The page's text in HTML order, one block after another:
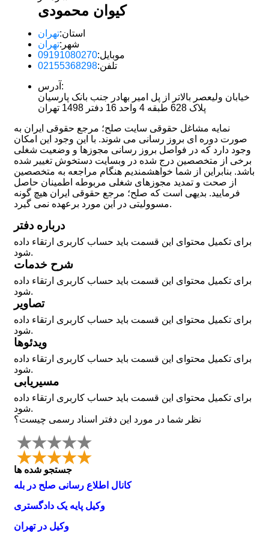
کیوان محمودی
استان:تهران
شهر:تهران
موبایل:09191080270
تلفن:02155368298
آدرس:
خیابان ولیعصر بالاتر از پل امیر بهادر جنب بانک پارسیان
پلاک 628 طبقه 4 واحد 16 دفتر 1498 تهران
نمایه مشاغل حقوقی سایت صلح؛ مرجع حقوقی ایران به
صورت دوره ای بروز رسانی می شوند. با این وجود این امکان
وجود دارد که در فواصل بروز رسانی مجوزها و وضعیت شغلی
برخی از متخصصین درج شده در وبسایت دستخوش تغییر شده
باشد. بنابراین از شما خواهشمندیم هنگام مراجعه به متخصصین
از صحت و تمدید مجوزهای شغلی مربوطه اطمینان حاصل
فرمایید. بدیهی است که صلح؛ مرجع حقوقی ایران هیچ گونه
مسوولیتی در این مورد برعهده نمی گیرد.
درباره دفتر
برای تکمیل محتوای این قسمت باید حساب کاربری ارتقاء داده
شود.
شرح خدمات
برای تکمیل محتوای این قسمت باید حساب کاربری ارتقاء داده
شود.
تصاویر
برای تکمیل محتوای این قسمت باید حساب کاربری ارتقاء داده
شود.
ویدئوها
برای تکمیل محتوای این قسمت باید حساب کاربری ارتقاء داده
شود.
مسیریابی
برای تکمیل محتوای این قسمت باید حساب کاربری ارتقاء داده
شود.
نظر شما در مورد این دفتر اسناد رسمی چیست؟
جستجو شده ها
کانال اطلاع رسانی صلح در بله
وکیل پایه یک دادگستری
وکیل در تهران